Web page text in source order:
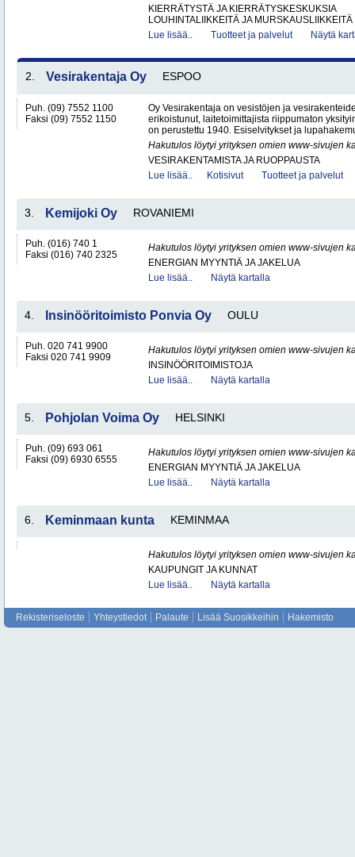
KIERRÄTYSTÄ JA KIERRÄTYSKESKUKSIA
LOUHINTALIIKKEITÄ JA MURSKAUSLIIKKEITÄ
Lue lisää..
Tuotteet ja palvelut Näytä
2. Vesirakentaja Oy ESPOO
Puh. (09) 7552 1100
Faksi (09) 7552 1150
Oy Vesirakentaja on vesistöjen ja
erikoistunut, laitetoimittajista riippumaton
on perustettu 1940. Esiselvitykset ja
Hakutulos löytyi yrityksen omien www-sivujen
VESIRAKENTAMISTA JA RUOPPAUSTA
Lue lisää..
Kotisivut Tuotteet ja palvelut
3. Kemijoki Oy ROVANIEMI
Puh. (016) 740 1
Faksi (016) 740 2325
Hakutulos löytyi yrityksen omien www-sivujen
ENERGIAN MYYNTIÄ JA JAKELUA
Lue lisää..
Näytä kartalla
4. Insinööritoimisto Ponvia Oy OULU
Puh. 020 741 9900
Faksi 020 741 9909
Hakutulos löytyi yrityksen omien www-sivujen
INSINÖÖRITOIMISTOJA
Lue lisää..
Näytä kartalla
5. Pohjolan Voima Oy HELSINKI
Puh. (09) 693 061
Faksi (09) 6930 6555
Hakutulos löytyi yrityksen omien www-sivujen
ENERGIAN MYYNTIÄ JA JAKELUA
Lue lisää..
Näytä kartalla
6. Keminmaan kunta KEMINMAA
Hakutulos löytyi yrityksen omien www-sivujen
KAUPUNGIT JA KUNNAT
Lue lisää..
Näytä kartalla
Rekisteriseloste Yhteystiedot Palaute Lisää Suosikkeihin Hakemisto